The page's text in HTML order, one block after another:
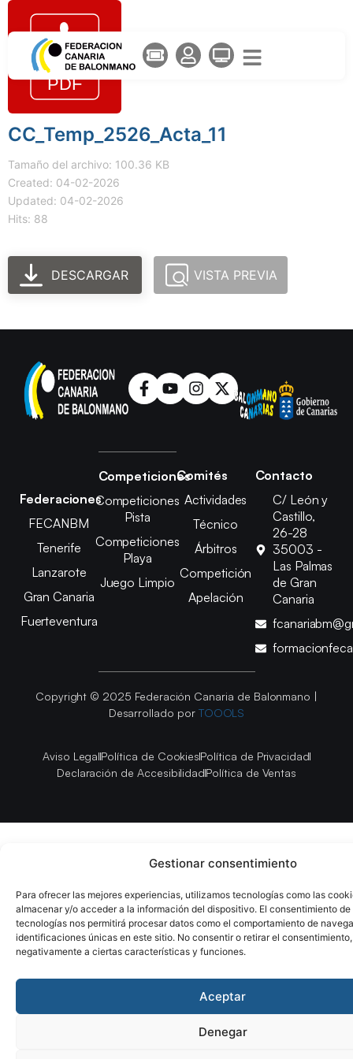
Gestionar consentimiento
Para ofrecer las mejores experiencias, utilizamos tecnologías como las
almacenar y/o acceder a la información del dispositivo. El consentimiento de
tecnologías nos permitirá procesar datos como el comportamiento de
identificaciones únicas en este sitio. No consentir o retirar el
negativamente a ciertas características y funciones.
Aceptar
Denegar
CC_Temp_2526_Acta_11
Tamaño del archivo: 100.36 KB
Created: 04-02-2026
Updated: 04-02-2026
Hits: 88
DESCARGAR VISTA PREVIA
Federaciones
FECANBM
Tenerife
Lanzarote
Gran Canaria
Fuerteventura
Competiciones
Competiciones
Pista
Competiciones
Playa
Juego Limpio
Comités
Actividades
Técnico
Árbitros
Competición
Apelación
Contacto
C/ León y
Castillo,
26-28
35003 -
Las Palmas
de Gran
Canaria
Copyright © 2025 Federación Canaria de Balonmano |
Desarrollado por TOOOLS
Aviso LegalPolítica de CookiesPolítica de Privacidad
Declaración de AccesibilidadPolítica de Ventas